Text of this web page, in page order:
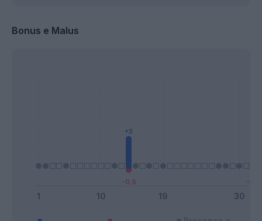
Bonus e Malus